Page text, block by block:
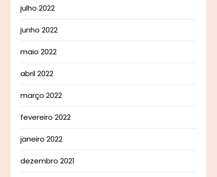
julho 2022
junho 2022
maio 2022
abril 2022
março 2022
fevereiro 2022
janeiro 2022
dezembro 2021